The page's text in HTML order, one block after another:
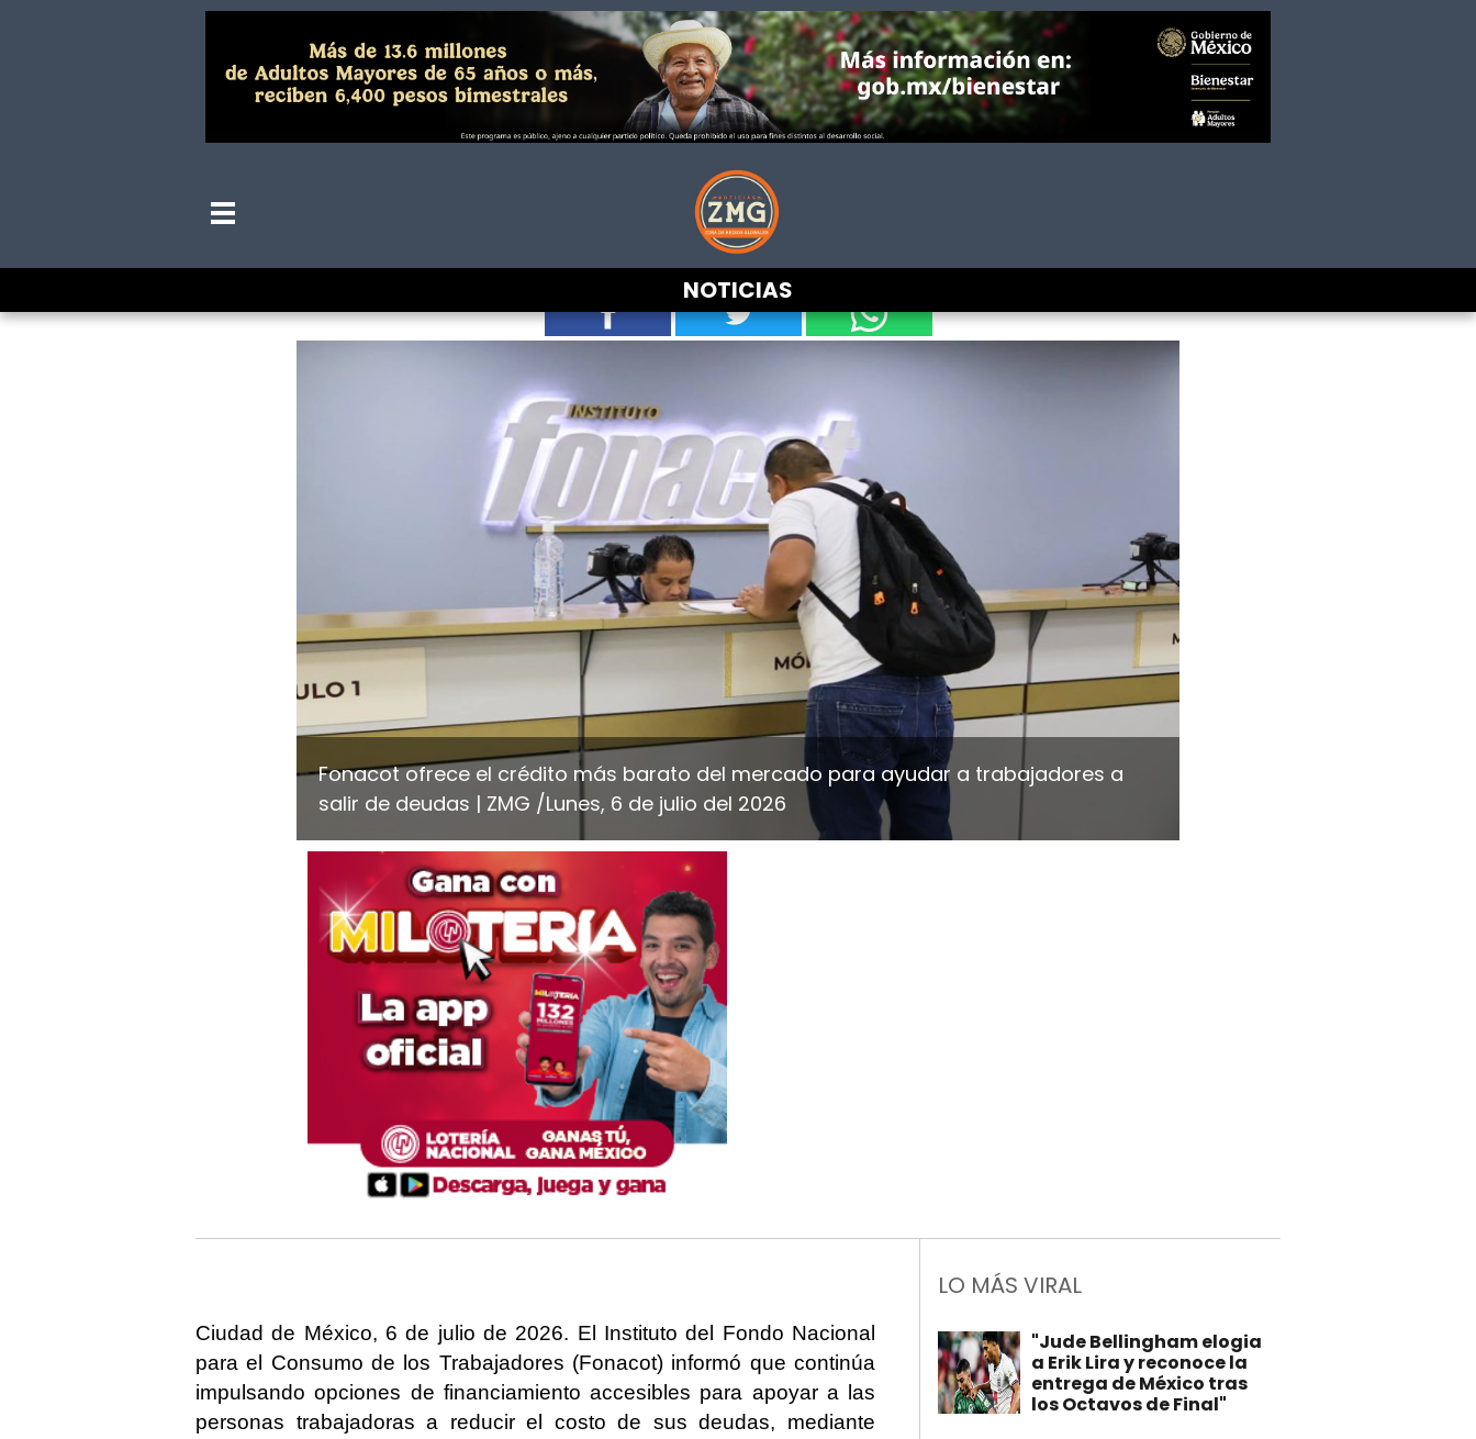
NOTICIAS
Fonacot ofrece el crédito más barato del mercado para ayudar a
trabajadores a salir de deudas
Fonacot ofrece el crédito más barato del mercado para ayudar a trabajadores a
salir de deudas
ZMG /Lunes, 6 de julio del 2026
Ciudad de México, 6 de julio de 2026. El Instituto del Fondo Nacional
para el Consumo de los Trabajadores (Fonacot) informó que continúa
impulsando opciones de financiamiento accesibles para apoyar a las
personas trabajadoras a reducir el costo de sus deudas, mediante
LO MÁS VIRAL
"Jude Bellingham elogia
a Erik Lira y reconoce la
entrega de México tras
los Octavos de Final"